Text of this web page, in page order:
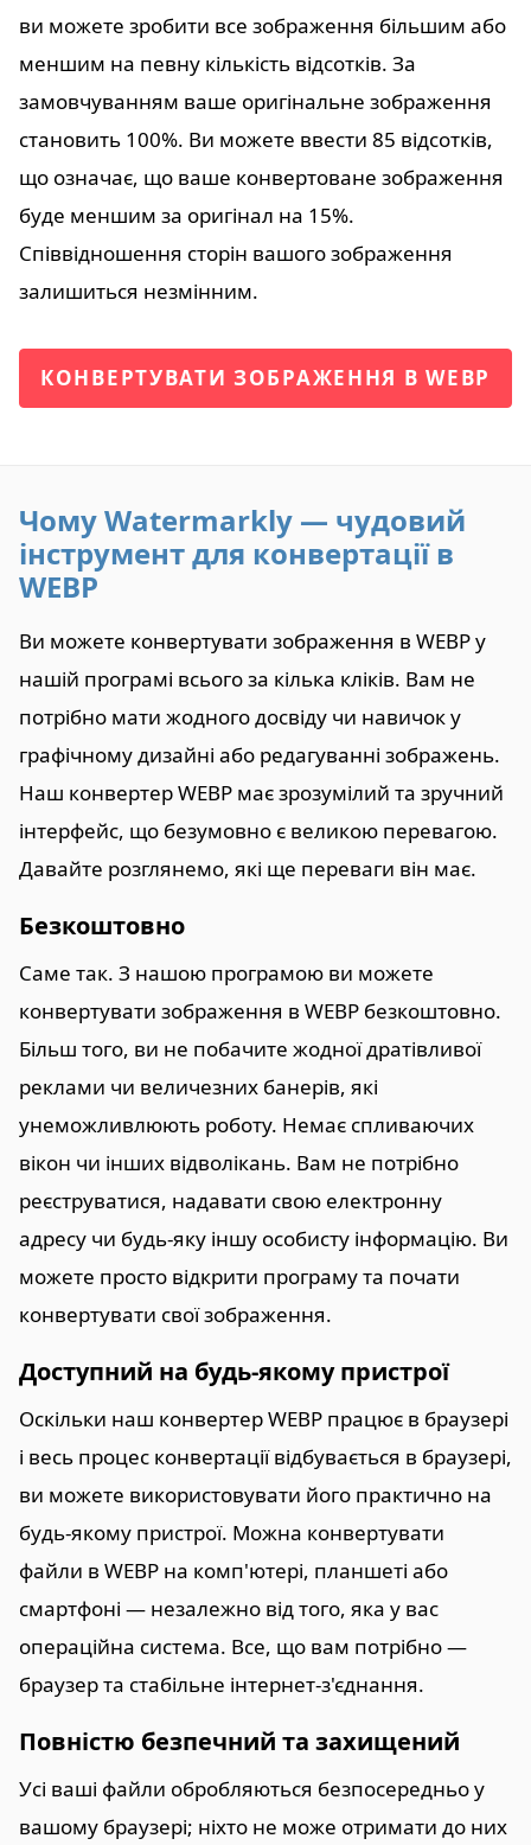
ви можете зробити все зображення більшим або
меншим на певну кількість відсотків. За
замовчуванням ваше оригінальне зображення
становить 100%. Ви можете ввести 85 відсотків,
що означає, що ваше конвертоване зображення
буде меншим за оригінал на 15%.
Співвідношення сторін вашого зображення
залишиться незмінним.
КОНВЕРТУВАТИ ЗОБРАЖЕННЯ В WEBP
Чому Watermarkly — чудовий
інструмент для конвертації в
WEBP
Ви можете конвертувати зображення в WEBP у
нашій програмі всього за кілька кліків. Вам не
потрібно мати жодного досвіду чи навичок у
графічному дизайні або редагуванні зображень.
Наш конвертер WEBP має зрозумілий та зручний
інтерфейс, що безумовно є великою перевагою.
Давайте розглянемо, які ще переваги він має.
Безкоштовно
Саме так. З нашою програмою ви можете
конвертувати зображення в WEBP безкоштовно.
Більш того, ви не побачите жодної дратівливої
реклами чи величезних банерів, які
унеможливлюють роботу. Немає спливаючих
вікон чи інших відволікань. Вам не потрібно
реєструватися, надавати свою електронну
адресу чи будь-яку іншу особисту інформацію. Ви
можете просто відкрити програму та почати
конвертувати свої зображення.
Доступний на будь-якому пристрої
Оскільки наш конвертер WEBP працює в браузері
і весь процес конвертації відбувається в браузері,
ви можете використовувати його практично на
будь-якому пристрої. Можна конвертувати
файли в WEBP на комп'ютері, планшеті або
смартфоні — незалежно від того, яка у вас
операційна система. Все, що вам потрібно —
браузер та стабільне інтернет-з'єднання.
Повністю безпечний та захищений
Усі ваші файли обробляються безпосередньо у
вашому браузері; ніхто не може отримати до них